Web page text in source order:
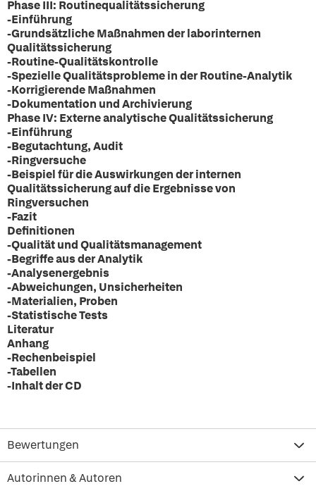
Phase III: Routinequalitätssicherung
-Einführung
-Grundsätzliche Maßnahmen der laborinternen
Qualitätssicherung
-Routine-Qualitätskontrolle
-Spezielle Qualitätsprobleme in der Routine-Analytik
-Korrigierende Maßnahmen
-Dokumentation und Archivierung
Phase IV: Externe analytische Qualitätssicherung
-Einführung
-Begutachtung, Audit
-Ringversuche
-Beispiel für die Auswirkungen der internen
Qualitätssicherung auf die Ergebnisse von
Ringversuchen
-Fazit
Definitionen
-Qualität und Qualitätsmanagement
-Begriffe aus der Analytik
-Analysenergebnis
-Abweichungen, Unsicherheiten
-Materialien, Proben
-Statistische Tests
Literatur
Anhang
-Rechenbeispiel
-Tabellen
-Inhalt der CD
Bewertungen
Autorinnen & Autoren